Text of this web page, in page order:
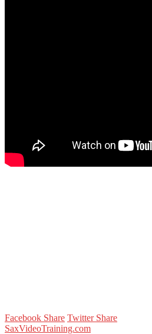
Facebook Share Twitter Share
SaxVideoTraining.com